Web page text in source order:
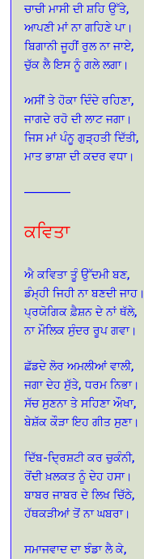
ਚਾਚੀ ਮਾਸੀ ਦੀ ਸ਼ਹਿ ਉੱਤੇ,
ਆਪਣੀ ਮਾਂ ਨਾ ਗਹਿਣੇ ਪਾ।
ਬਿਗਾਨੀ ਜੂਹੀਂ ਰੁਲ ਨਾ ਜਾਏ,
ਚੁੱਕ ਲੈ ਇਸ ਨੂੰ ਗਲੇ ਲਗਾ।
ਅਸੀਂ ਤੇ ਹੋਕਾ ਦਿੰਦੇ ਰਹਿਣਾ,
ਜਾਗਦੇ ਰਹੋ ਦੀ ਲਾਟ ਜਗਾ।
ਜਿਸ ਮਾਂ ਪੰਨੂ ਗੁੜ੍ਹਤੀ ਦਿੱਤੀ,
ਮਾਤ ਭਾਸ਼ਾ ਦੀ ਕਦਰ ਵਧਾ।
—————–
ਕਵਿਤਾ
ਐ ਕਵਿਤਾ ਤੂੰ ਉੱਦਮੀ ਬਣ,
ਡੰਮ੍ਹੀ ਜਿਹੀ ਨਾ ਬਣਦੀ ਜਾਹ।
ਪ੍ਰਯੋਗਿਕ ਫ਼ੈਸ਼ਨ ਦੇ ਨਾਂ ਥੱਲੇ,
ਨਾ ਮੌਲਿਕ ਸੁੰਦਰ ਰੂਪ ਗਵਾ।
ਛੱਡਦੇ ਲੋਰ ਅਮਲੀਆਂ ਵਾਲੀ,
ਜਗਾ ਦੇਹ ਸੁੱਤੇ, ਧਰਮ ਨਿਭਾ।
ਸੱਚ ਸੁਣਨਾ ਤੇ ਸਹਿਣਾ ਔਖਾ,
ਬੇਸ਼ੱਕ ਕੌੜਾ ਇਹ ਗੀਤ ਸੁਣਾ।
ਦਿੱਬ-ਦ੍ਰਿਸ਼ਟੀ ਕਰ ਚੁਕੰਨੀ,
ਰੋਂਦੀ ਖ਼ਲਕਤ ਨੂੰ ਦੇਹ ਹਸਾ।
ਬਾਬਰ ਜਾਬਰ ਦੇ ਲਿਖ ਚਿੱਠੇ,
ਹੱਥਕੜੀਆਂ ਤੋਂ ਨਾ ਘਬਰਾ।
ਸਮਾਜਵਾਦ ਦਾ ਝੰਡਾ ਲੈ ਕੇ,